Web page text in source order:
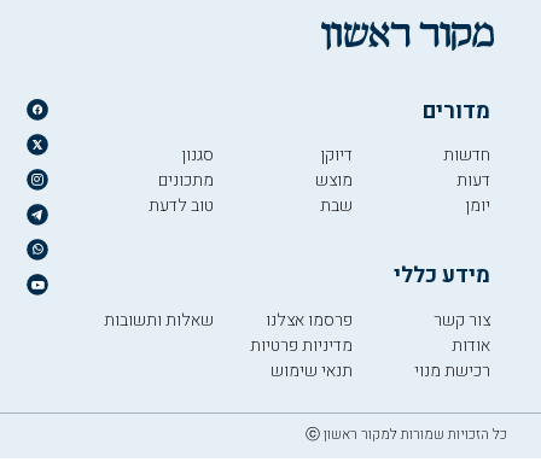
מדורים
חדשות
דעות
יומן
דיוקן
מוצש
שבת
סגנון
מתכונים
טוב לדעת
מידע כללי
צור קשר
אודות
רכישת מנוי
פרסמו אצלנו
מדיניות פרטיות
תנאי שימוש
שאלות ותשובות
כל הזכויות שמורות למקור ראשון ⓒ